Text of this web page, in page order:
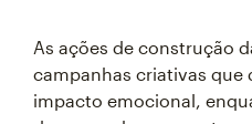
As ações de construção
campanhas criativas que
impacto emocional,